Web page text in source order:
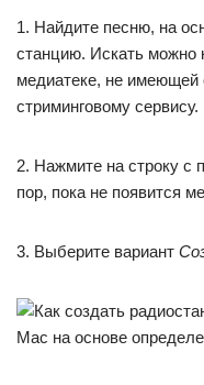
1. Найдите песню, на
станцию. Искать можно
медиатеке, не имеющей
стриминговому сервису.
2. Нажмите на строку с
пор, пока не появится
3. Выберите вариант